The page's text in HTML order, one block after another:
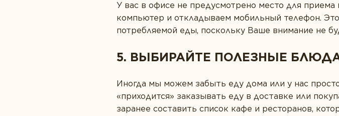
У вас в офисе не предусмотрено место для
компьютер и откладываем мобильный телефон.
потребляемой еды, поскольку Ваше внимание не
5. ВЫБИРАЙТЕ ПОЛЕЗНЫЕ
Иногда мы можем забыть еду дома или у нас
«приходится» заказывать еду в доставке или
заранее составить список кафе и ресторанов,